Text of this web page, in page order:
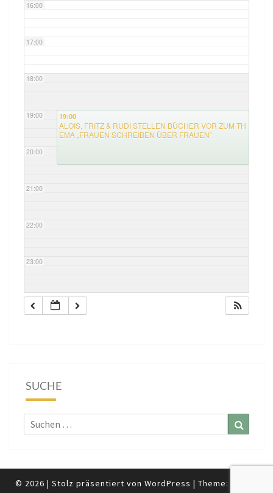
16:00
17:00
18:00
19:00
20:00
21:00
22:00
23:00
19:00
ALOIS, FRITZ & RUDI STELLEN BÜCHER VOR ZUM TH
EMA „FRAUEN SCHREIBEN ÜBER FRAUEN“
SUCHE
Suchen
nach:
© 2026 | Stolz präsentiert von WordPress | Theme: